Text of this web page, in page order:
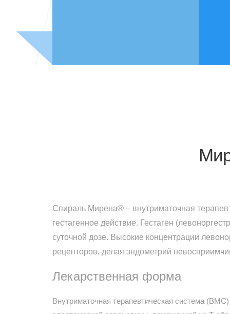
Спираль Мирена® – внутриматочная
гестагенное действие. Гестаген
суточной дозе. Высокие концентрации
рецепторов, делая эндометрий
Лекарственная форма
Внутриматочная терапевтическая система